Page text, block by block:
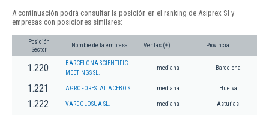
A continuación podrá consultar la posición en el ranking de Asiprex Sl y
empresas con posiciones similares:
Posición
Sector
Nombre de la empresa Ventas (€) Provincia
1.220
BARCELONA SCIENTIFIC
MEETINGS SL.
mediana Barcelona
1.221 AGROFORESTAL ACEBO SL mediana Huelva
1.222 VARDOLOSUA SL. mediana Asturias